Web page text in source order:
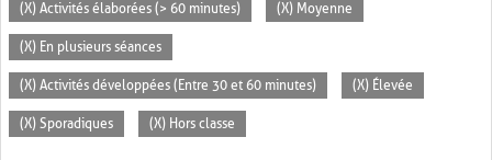
(X) Activités élaborées (> 60 minutes) (X) Moyenne
(X) En plusieurs séances
(X) Activités développées (Entre 30 et 60 minutes) (X) Élevée
(X) Sporadiques (X) Hors classe